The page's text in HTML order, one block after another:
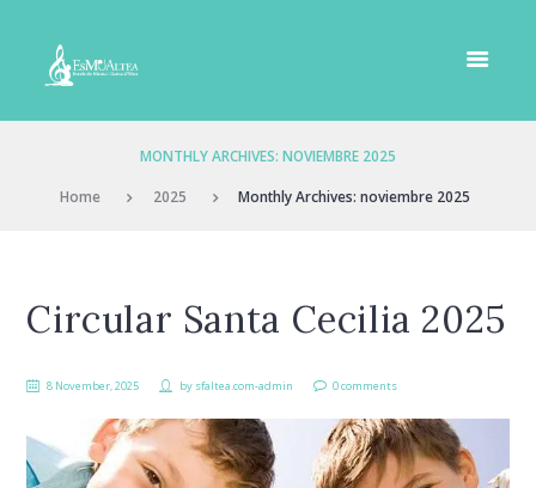
MONTHLY ARCHIVES: NOVIEMBRE 2025
Home 2025 Monthly Archives: noviembre 2025
Circular Santa Cecilia 2025
8 November, 2025 by sfaltea.com-admin 0 comments